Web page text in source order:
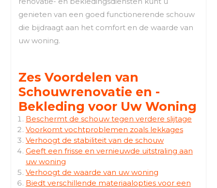
genieten van een goed functionerende schouw
die bijdraagt aan het comfort en de waarde van
uw woning.
Zes Voordelen van
Schouwrenovatie en -
Bekleding voor Uw Woning
Beschermt de schouw tegen verdere slijtage
Voorkomt vochtproblemen zoals lekkages
Verhoogt de stabiliteit van de schouw
Geeft een frisse en vernieuwde uitstraling aan
uw woning
Verhoogt de waarde van uw woning
Biedt verschillende materiaalopties voor een